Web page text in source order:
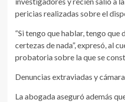
pericias realizadas sobre el
“Si tengo que hablar, tengo que
certezas de nada”, expresó, al
probatoria sobre la que se
Denuncias extraviadas y
La abogada aseguró además